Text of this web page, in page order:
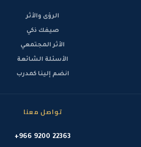
الرؤى والأثر
صيفك ذكي
الأثر المجتمعي
الأسئلة الشائعة
انضم إلينا كمدرب
تواصل معنا
+966 9200 22363